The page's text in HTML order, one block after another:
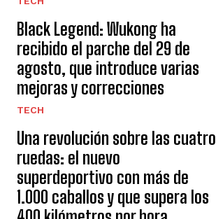
Black Legend: Wukong ha
recibido el parche del 29 de
agosto, que introduce varias
mejoras y correcciones
TECH
Una revolución sobre las cuatro
ruedas: el nuevo
superdeportivo con más de
1.000 caballos y que supera los